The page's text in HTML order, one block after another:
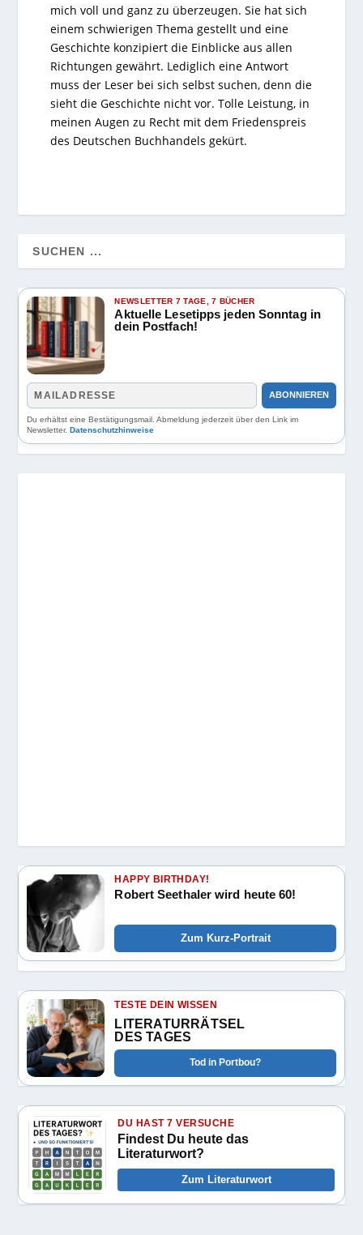
mich voll und ganz zu überzeugen. Sie hat sich
einem schwierigen Thema gestellt und eine
Geschichte konzipiert die Einblicke aus allen
Richtungen gewährt. Lediglich eine Antwort
muss der Leser bei sich selbst suchen, denn die
sieht die Geschichte nicht vor. Tolle Leistung, in
meinen Augen zu Recht mit dem Friedenspreis
des Deutschen Buchhandels gekürt.
NEWSLETTER 7 TAGE, 7 BÜCHER
Aktuelle Lesetipps jeden Sonntag in
dein Postfach!
ABONNIEREN
Du erhältst eine Bestätigungsmail. Abmeldung jederzeit über den Link im
Newsletter.Datenschutzhinweise
HAPPY BIRTHDAY!
Robert Seethaler wird heute 60!
Zum Kurz-Portrait
TESTE DEIN WISSEN
LITERATURRÄTSEL
DES TAGES
Tod in Portbou?
DU HAST 7 VERSUCHE
Findest Du heute das
Literaturwort?
Zum Literaturwort